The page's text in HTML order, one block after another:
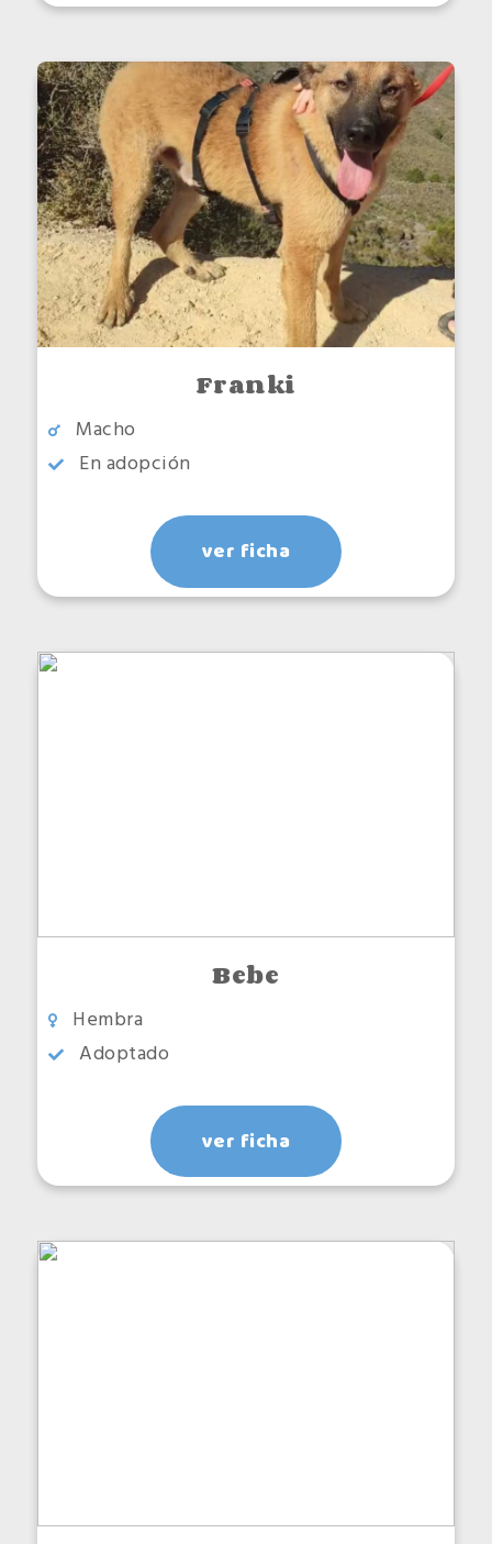
Franki
Macho
En adopción
ver ficha
Bebe
Hembra
Adoptado
ver ficha